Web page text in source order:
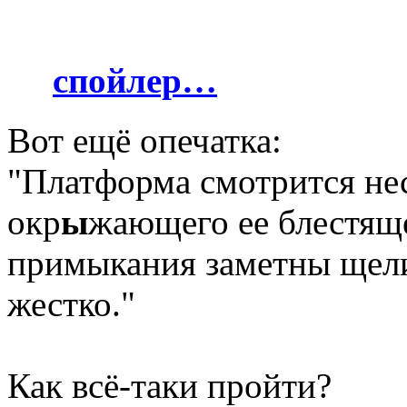
спойлер…
Вот ещё опечатка:
"Платформа смотрится
окрыжающего ее
примыкания заметны
жестко."
Как всё-таки пройти?